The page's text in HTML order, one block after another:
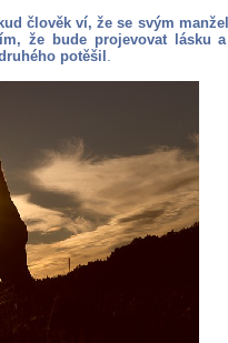
člověk ví, že se svým
že bude projevovat lásku
potěšil .